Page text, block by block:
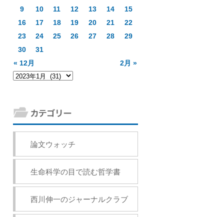
« 12月 2月 »
9
10 11 12 13 14
15
16
17 18 19 20 21
22
23
24 25 26 27 28
29
30
31
論文ウォッチ
生命科学の目で読む哲学書
西川伸一のジャーナルクラブ